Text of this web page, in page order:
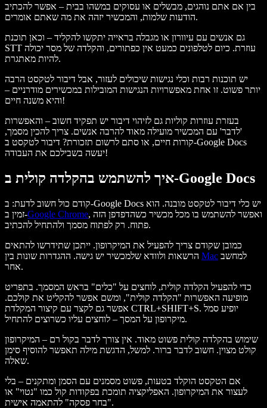
בין אם אתם נוהגים, מבשלים או עסוקים במשהו בבית – אפשר להכתיב
הודעות שלמות, והמכשיר יזהה את מה שאתם אומרים.
גם אנשים עם עיוורון או מגבלה בראייה יתקשו להקליד – וכאן תוכנת
STT עוזרת. כיום לטלפונים כמעט אין כפתורים, והקלדה של מסר יכולה
להיות מאתגרת.
יש תוכנות רבות וכלי נגישות שיכולים לעזור, אבל דיבור לטקסט הרבה
יותר פשוט. זו אחת מאפשרויות הנגישות המובילות במכשירים מודרניים –
והיא משנה חיים!
בעזרת עוזרות קוליות גם לזיהוי דיבור יש תפקיד חשוב – והאפשרות
'לדבר' עם המכשיר מועילה מאוד להרבה אנשים. צריך להכין מסמך,
קורות חיים, או סתם לרשום תזכורת? דיבור לטקסט ב-Google Docs
יעשה בשבילכם את העבודה!
איך להשתמש בהקלדה קולית ב-Google Docs
קודם כול חשוב לדעת: ב-Google Docs יש כלי דיבור לטקסט מובנה. הוא
זמין ב-Google Chrome, ואפשר להשתמש בו מכל מכשיר כשהדפדפן הזה
פתוח. רק לפתוח מסמך ולהתחיל להכתיב.
כמובן שקודם צריך להפעיל את המיקרופון. ייתכן שתידרשו להתאים
Mac
אחר.
כדי להפעיל הקלדה קולית, לוחצים על "כלים" בראש המסמך. בתפריט
מופיעה האפשרות "הקלדה קולית", ומשם אפשר להקליט את קולכם.
אפשר גם לקצר עם קיצור המקלדת CTRL+SHIFT+S. יופיע סמל
מיקרופון על המסך – לוחצים עליו כשרוצים להתחיל.
שימוש בהקלדה קולית פשוט מאוד. אין צורך לדבר בקול רם – המיקרופון
קולט מצוין. חשוב לדבר ברור. למשל, הדגשת מילה תאפשר להוסיף סימן
שאלה.
אם הטקסט הוקלד בטעות, פשוט מסמנים עם הסמן ומתקנים – בלי
לעצור את המיקרופון. האפליקציה תומכת בפקודות קול כמו "נטוי" או
"בחר פסקה" להתאמה אישית.